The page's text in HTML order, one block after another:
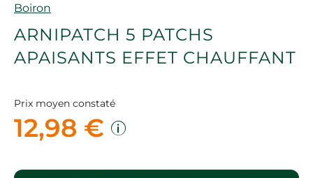
Marque
Boiron
ARNIPATCH 5 PATCHS
APAISANTS EFFET CHAUFFANT
Prix moyen constaté
12,98 €